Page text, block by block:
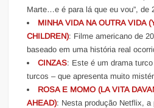
Marte…e é para lá que eu vou”, de
MINHA VIDA NA OUTRA VIDA
CHILDREN): Filme americano de
baseado em uma história real
CINZAS: Este é um drama
turcos – que apresenta muito
ROSA E MOMO (LA VITA
AHEAD): Nesta produção Netflix,